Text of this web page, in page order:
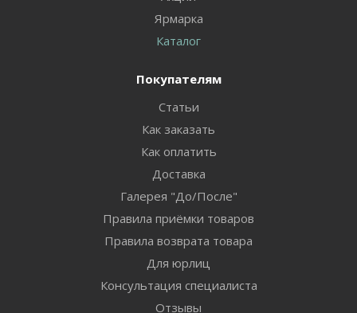
Ярмарка
Каталог
Покупателям
Статьи
Как заказать
Как оплатить
Доставка
Галерея "До/После"
Правила приёмки товаров
Правила возврата товара
Для юрлиц
Консультация специалиста
Отзывы